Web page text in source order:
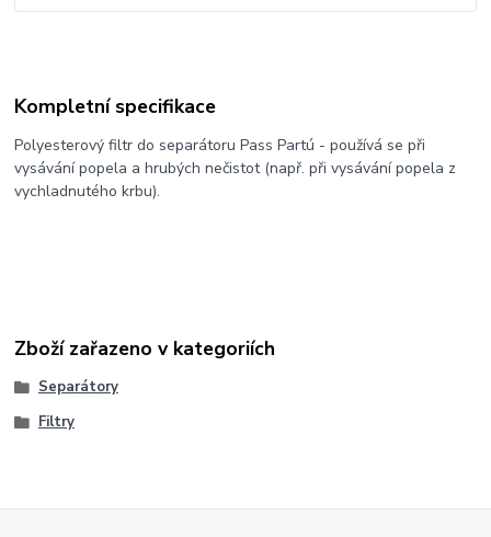
Kompletní specifikace
Polyesterový filtr do separátoru Pass Partú - používá se při
vysávání popela a hrubých nečistot (např. při vysávání popela z
vychladnutého krbu).
Zboží zařazeno v kategoriích
Separátory
Filtry